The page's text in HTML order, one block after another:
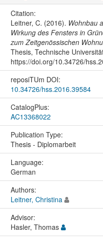
Citation:
Leitner, C. (2016). Wohnbau
Wirkung des Fensters in
zum Zeitgenössischen
Thesis, Technische
https://doi.org/10.34726/
reposiTUm DOI:
10.34726/hss.2016.39584
CatalogPlus:
AC13368022
Publication Type:
Thesis - Diplomarbeit
Language:
German
Authors:
Leitner, Christina
Advisor:
Hasler, Thomas